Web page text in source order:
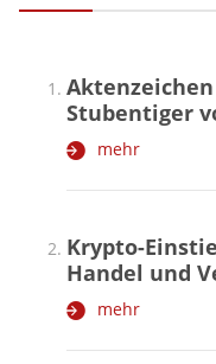
Stubentiger
mehr
Krypto-
Handel und
mehr